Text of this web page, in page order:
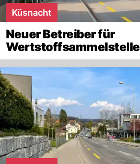
Küsnacht
Neuer Betreiber für
Wertstoffsammelstelle